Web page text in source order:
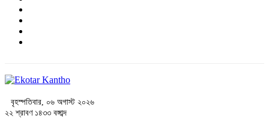
বৃহস্পতিবার, ০৬ অগাস্ট ২০২৬
২২ শ্রাবণ ১৪৩৩ বঙ্গাব্দ